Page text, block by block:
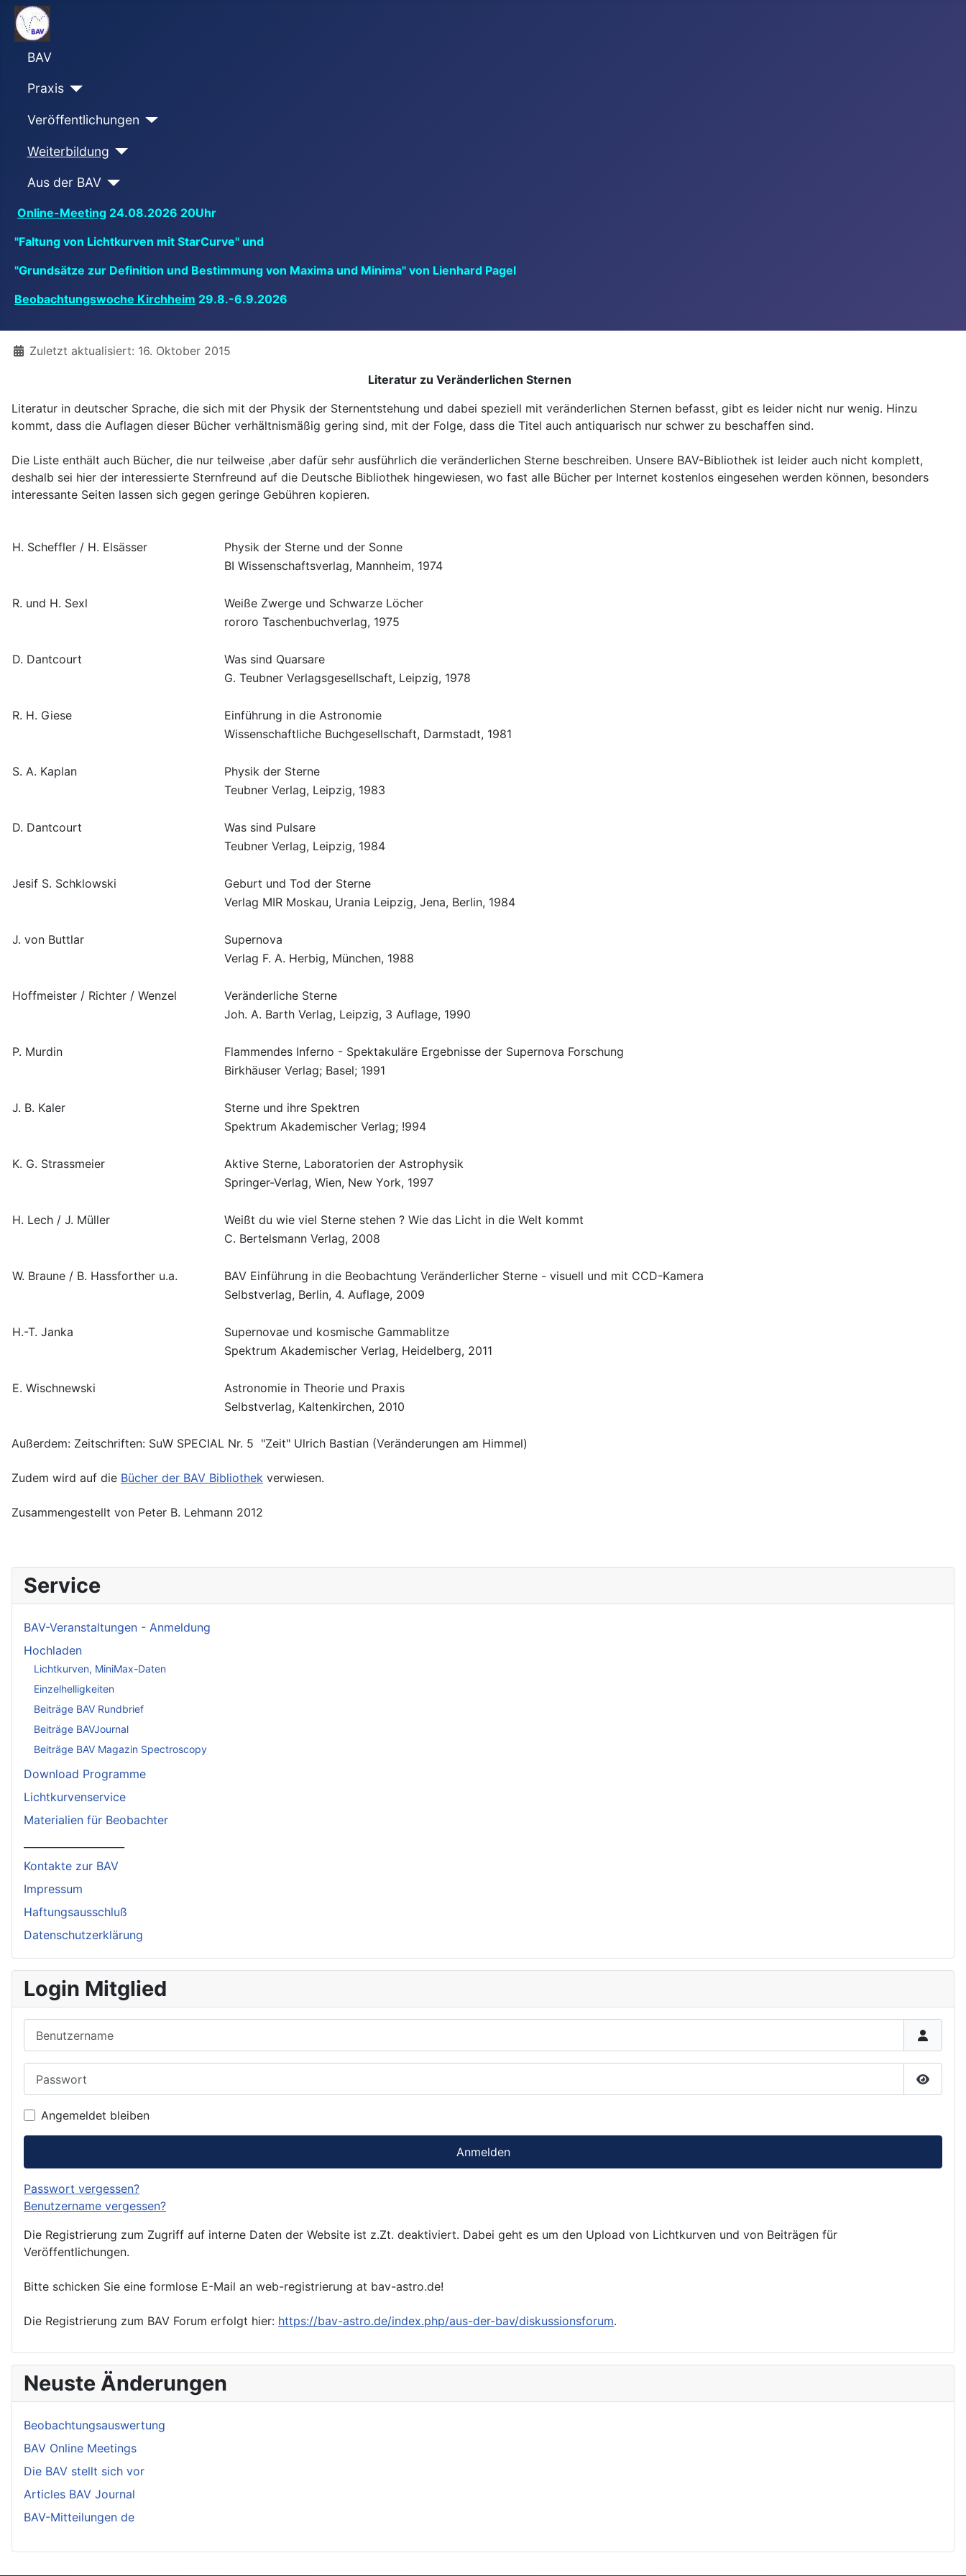
BAV
Praxis
Veröffentlichungen
Weiterbildung
Aus der BAV
Online-Meeting 24.08.2026 20Uhr
"Faltung von Lichtkurven mit StarCurve" und
"Grundsätze zur Definition und Bestimmung von Maxima und Minima" von Lienhard Pagel
Beobachtungswoche Kirchheim 29.8.-6.9.2026
DetailsZuletzt aktualisiert: 16. Oktober 2015
Literatur zu Veränderlichen Sternen
Literatur in deutscher Sprache, die sich mit der Physik der Sternentstehung und dabei speziell mit veränderlichen Sternen befasst, gibt es leider nicht nur wenig. Hinzu
kommt, dass die Auflagen dieser Bücher verhältnismäßig gering sind, mit der Folge, dass die Titel auch antiquarisch nur schwer zu beschaffen sind.
Die Liste enthält auch Bücher, die nur teilweise ,aber dafür sehr ausführlich die veränderlichen Sterne beschreiben. Unsere BAV-Bibliothek ist leider auch nicht komplett,
deshalb sei hier der interessierte Sternfreund auf die Deutsche Bibliothek hingewiesen, wo fast alle Bücher per Internet kostenlos eingesehen werden können, besonders
interessante Seiten lassen sich gegen geringe Gebühren kopieren.
H. Scheffler / H. Elsässer
Physik der Sterne und der Sonne
BI Wissenschaftsverlag, Mannheim, 1974
R. und H. Sexl
Weiße Zwerge und Schwarze Löcher
rororo Taschenbuchverlag, 1975
D. Dantcourt
Was sind Quarsare
G. Teubner Verlagsgesellschaft, Leipzig, 1978
R. H. Giese
Einführung in die Astronomie
Wissenschaftliche Buchgesellschaft, Darmstadt, 1981
S. A. Kaplan
Physik der Sterne
Teubner Verlag, Leipzig, 1983
D. Dantcourt
Was sind Pulsare
Teubner Verlag, Leipzig, 1984
Jesif S. Schklowski
Geburt und Tod der Sterne
Verlag MIR Moskau, Urania Leipzig, Jena, Berlin, 1984
J. von Buttlar
Supernova
Verlag F. A. Herbig, München, 1988
Hoffmeister / Richter / Wenzel
Veränderliche Sterne
Joh. A. Barth Verlag, Leipzig, 3 Auflage, 1990
P. Murdin
Flammendes Inferno - Spektakuläre Ergebnisse der Supernova Forschung
Birkhäuser Verlag; Basel; 1991
J. B. Kaler
Sterne und ihre Spektren
Spektrum Akademischer Verlag; !994
K. G. Strassmeier
Aktive Sterne, Laboratorien der Astrophysik
Springer-Verlag, Wien, New York, 1997
H. Lech / J. Müller
Weißt du wie viel Sterne stehen ? Wie das Licht in die Welt kommt
C. Bertelsmann Verlag, 2008
W. Braune / B. Hassforther u.a.
BAV Einführung in die Beobachtung Veränderlicher Sterne - visuell und mit CCD-Kamera
Selbstverlag, Berlin, 4. Auflage, 2009
H.-T. Janka
Supernovae und kosmische Gammablitze
Spektrum Akademischer Verlag, Heidelberg, 2011
E. Wischnewski
Astronomie in Theorie und Praxis
Selbstverlag, Kaltenkirchen, 2010
Außerdem: Zeitschriften: SuW SPECIAL Nr. 5 "Zeit" Ulrich Bastian (Veränderungen am Himmel)
Zudem wird auf die Bücher der BAV Bibliothek verwiesen.
Zusammengestellt von Peter B. Lehmann 2012
Service
BAV-Veranstaltungen - Anmeldung
Hochladen
Lichtkurven, MiniMax-Daten
Einzelhelligkeiten
Beiträge BAV Rundbrief
Beiträge BAVJournal
Beiträge BAV Magazin Spectroscopy
Download Programme
Lichtkurvenservice
Materialien für Beobachter
Kontakte zur BAV
Impressum
Haftungsausschluß
Datenschutzerklärung
Login Mitglied
Angemeldet bleiben
Anmelden
Passwort vergessen?
Benutzername vergessen?
Die Registrierung zum Zugriff auf interne Daten der Website ist z.Zt. deaktiviert. Dabei geht es um den Upload von Lichtkurven und von Beiträgen für
Veröffentlichungen.
Bitte schicken Sie eine formlose E-Mail an web-registrierung at bav-astro.de!
Die Registrierung zum BAV Forum erfolgt hier: https://bav-astro.de/index.php/aus-der-bav/diskussionsforum.
Neuste Änderungen
Beobachtungsauswertung
BAV Online Meetings
Die BAV stellt sich vor
Articles BAV Journal
BAV-Mitteilungen de